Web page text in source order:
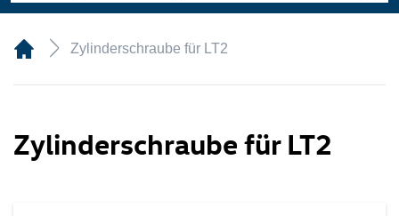
Zylinderschraube für LT2
Zylinderschraube für LT2